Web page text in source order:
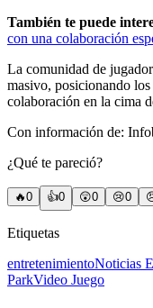
También te puede
con una colaboración
La comunidad de
masivo, posicionando
colaboración en la cima
Con información de:
¿Qué te pareció?
🔥0 👍0 😲0 😢0
Etiquetas
entretenimientoNoticias
ParkVideo Juego